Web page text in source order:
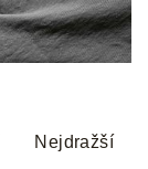
Nejdražší